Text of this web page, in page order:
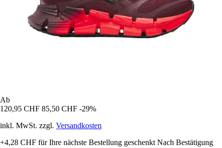
Ab
120,95 CHF 85,50 CHF -29%
inkl. MwSt. zzgl. Versandkosten
+4,28 CHF für Ihre nächste Bestellung geschenkt Nach Bestätigung